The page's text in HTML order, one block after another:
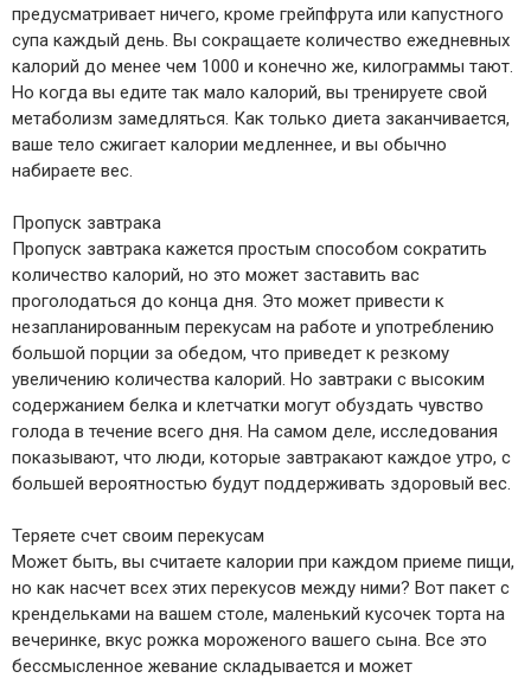
предусматривает ничего, кроме грейпфрута или капустного
супа каждый день. Вы сокращаете количество ежедневных
калорий до менее чем 1000 и конечно же, килограммы тают.
Но когда вы едите так мало калорий, вы тренируете свой
метаболизм замедляться. Как только диета заканчивается,
ваше тело сжигает калории медленнее, и вы обычно
набираете вес.
Пропуск завтрака
Пропуск завтрака кажется простым способом сократить
количество калорий, но это может заставить вас
проголодаться до конца дня. Это может привести к
незапланированным перекусам на работе и употреблению
большой порции за обедом, что приведет к резкому
увеличению количества калорий. Но завтраки с высоким
содержанием белка и клетчатки могут обуздать чувство
голода в течение всего дня. На самом деле, исследования
показывают, что люди, которые завтракают каждое утро, с
большей вероятностью будут поддерживать здоровый вес.
Теряете счет своим перекусам
Может быть, вы считаете калории при каждом приеме пищи,
но как насчет всех этих перекусов между ними? Вот пакет с
крендельками на вашем столе, маленький кусочек торта на
вечеринке, вкус рожка мороженого вашего сына. Все это
бессмысленное жевание складывается и может